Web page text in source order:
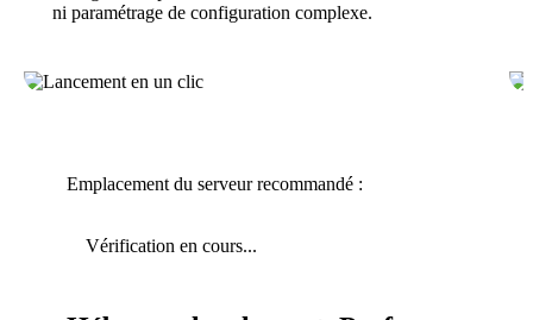
ni paramétrage de configuration complexe.
Emplacement du serveur recommandé :
Vérification en cours...